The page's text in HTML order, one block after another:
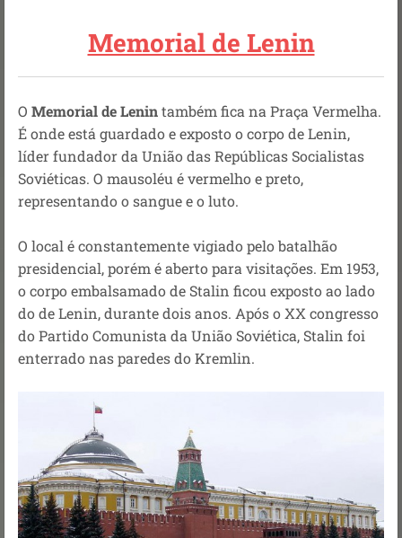
Memorial de Lenin
O Memorial de Lenintambém fica na Praça Vermelha.
É onde está guardado e exposto o corpo de Lenin,
líder fundador da União das Repúblicas Socialistas
Soviéticas. O mausoléu é vermelho e preto,
representando o sangue e o luto.
O local é constantemente vigiado pelo batalhão
presidencial, porém é aberto para visitações. Em 1953,
o corpo embalsamado de Stalin ficou exposto ao lado
do de Lenin, durante dois anos. Após o XX congresso
do Partido Comunista da União Soviética, Stalin foi
enterrado nas paredes do Kremlin.